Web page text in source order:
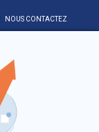
NOUS CONTACTEZ